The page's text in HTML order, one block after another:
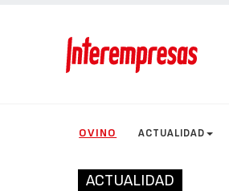
OVINO ACTUALIDAD
ACTUALIDAD